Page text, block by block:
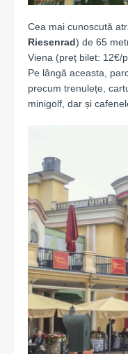
Cea mai cunoscută
Riesenrad) de 65
Viena (preț bilet: 12€/
Pe lângă aceasta,
precum trenulețe,
minigolf, dar și